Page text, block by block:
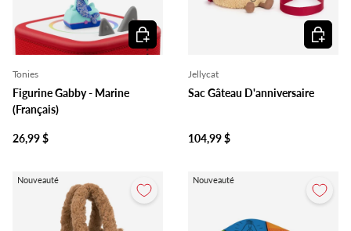
Tonies
Figurine Gabby - Marine
(Français)
26,99 $
Ajouter au panier
Jellycat
Sac Gâteau D'anniversaire
104,99 $
Ajouter
Nouveauté Nouveauté